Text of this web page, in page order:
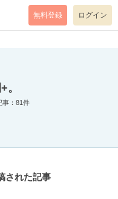
mode=return level=notice
無料登録 ログイン
。
事：81件
された記事